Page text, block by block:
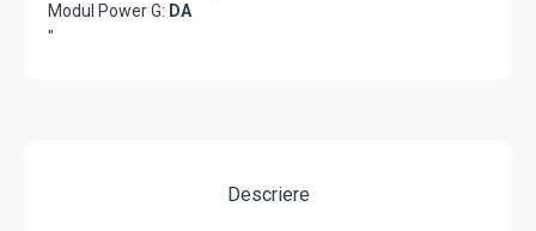
Modul Power G: DA
"
Descriere